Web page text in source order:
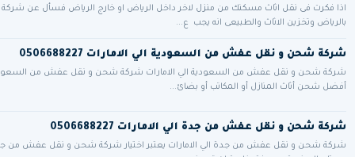
اذا فكرت فى نقل اثاث مسكنك من منزل لاخر داخل الرياض او خارج الرياض فسأل عن
بالرياض وتخزين الاثاث والطبيعى انه يجب ع...
شركة شحن و نقل عفش من السعودية الي الامارات 0506688227
شركة شحن و نقل عفش من السعودية الي الامارات شركة شحن و نقل عفش من السعودية
أفضل شحن أثاث المنازل أو المكاتب أو بضائ...
شركة شحن و نقل عفش من جدة الي الامارات 0506688227
شركة شحن و نقل عفش من جدة الي الامارات يعتبر اختيار شركة شحن و نقل عفش من جدة